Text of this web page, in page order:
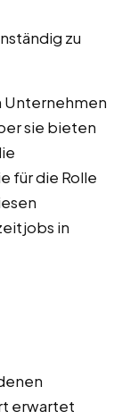
zu
Unternehmen
sie bieten
für die Rolle
in
erwartet